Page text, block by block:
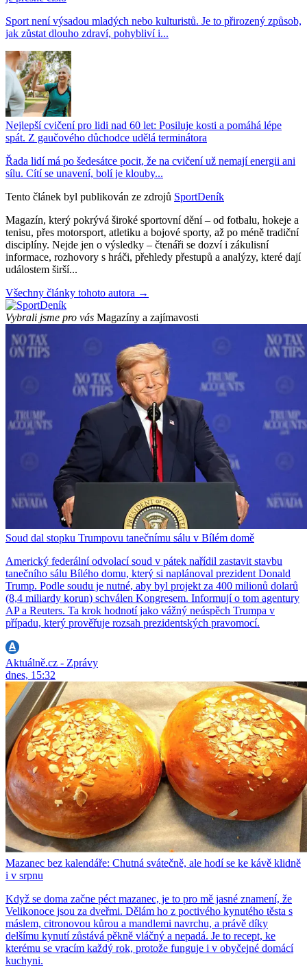
Sport není výsadou mladých nebo kulturistů. Je to přirozený způsob,
jak zůstat dlouho zdraví, pohybliví i...
Nejlepší cvičení pro lidi nad 60 let: Posiluje kosti a pomáhá lépe
spát. Z gaučového důchodce udělá terminátora
Řada lidí má po šedesátce pocit, že na cvičení už nemají energii ani
sílu. Cítí se unavení, bolí je klouby...
Tento článek byl publikován ze zdrojů SportDeník
Magazín, který pokrývá široké sportovní dění – od fotbalu, hokeje a
tenisu, přes motorsport, atletiku a bojové sporty, až po méně tradiční
disciplíny. Nejde jen o výsledky – čtenáři se dozví i zákulisní
informace, rozhovory s hráči, přehledy přestupů a analýzy, které dají
událostem širší...
Všechny články tohoto autora →
Vybrali jsme pro vás Magazíny a zajímavosti
Soud dal stopku Trumpovu tanečnímu sálu v Bílém domě
Americký federální odvolací soud v pátek nařídil zastavit stavbu
tanečního sálu Bílého domu, který si naplánoval prezident Donald
Trump. Podle soudu je nutné, aby byl projekt za 400 milionů dolarů
(8,4 miliardy korun) schválen Kongresem. Informují o tom agentury
AP a Reuters. Ta krok hodnotí jako vážný neúspěch Trumpa v
případu, který prověřuje rozsah prezidentských pravomocí.
Aktuálně.cz - Zprávy
dnes, 15:32
Mazanec bez kalendáře: Chutná svátečně, ale hodí se ke kávě klidně
i v srpnu
Když se doma začne péct mazanec, je to pro mě jasné znamení, že
Velikonoce jsou za dveřmi. Dělám ho z poctivého kynutého těsta s
máslem, citronovou kůrou a mandlemi navrchu, a právě díky
delšímu kynutí zůstává pěkně vláčný a nepadá. Je to recept, ke
kterému se vracím každý rok, protože funguje i v obyčejné domácí
kuchyni.